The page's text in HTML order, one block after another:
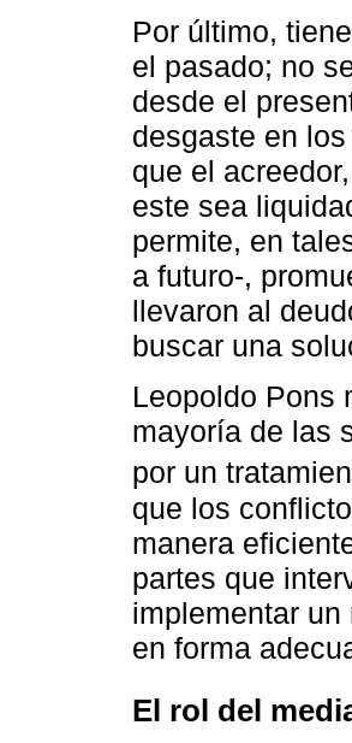
Por último,
el pasado; no
desde el
desgaste en
que el
este sea
permite, en
a futuro-,
llevaron al
buscar una
Leopoldo Pons
mayoría de las
por un
que los
manera
partes que
implementar
en forma
El rol del